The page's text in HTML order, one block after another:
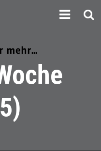
mehr...